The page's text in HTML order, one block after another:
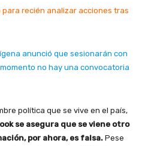
recién analizar acciones tras
anunció que sesionarán con
no hay una convocatoria
política que se vive en el país,
se asegura que se viene otro
por ahora, es falsa. Pese